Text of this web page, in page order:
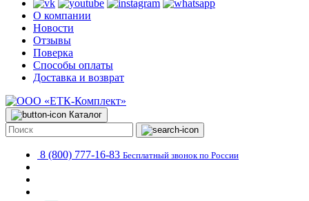
О компании
Новости
Отзывы
Поверка
Способы оплаты
Доставка и возврат
Каталог
8 (800) 777-16-83 Бесплатный звонок по России